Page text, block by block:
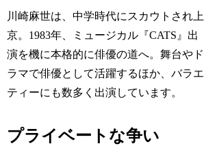
川崎麻世は、中学時代にスカウトされ上
京。1983年、ミュージカル『CATS』出
演を機に本格的に俳優の道へ。舞台やド
ラマで俳優として活躍するほか、バラエ
ティーにも数多く出演しています。
プライベートな争い